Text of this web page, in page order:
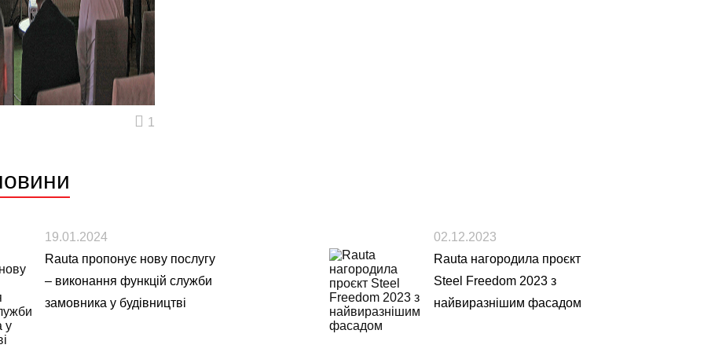
1
19.01.2024
Rauta пропонує нову послугу
– виконання функцій служби
замовника у будівництві
02.12.2023
Rauta нагородила проєкт
Steel Freedom 2023 з
найвиразнішим фасадом